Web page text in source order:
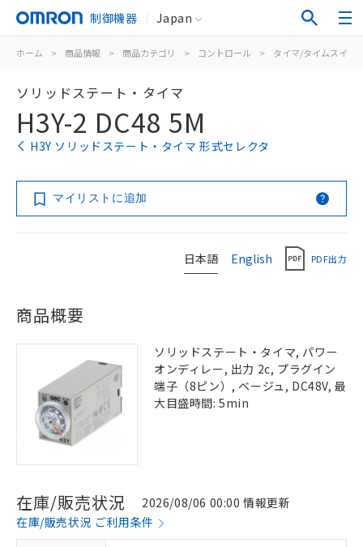
制御機器 Japan
ホーム > 商品情報 > 商品カテゴリ > コントロール > タイマ/タイムスイッ
ソリッドステート・タイマ
H3Y-2 DC48 5M
H3Y ソリッドステート・タイマ 形式セレクタ
マイリストに追加
日本語 English PDF出力
商品概要
ソリッドステート・タイマ, パワー
オンディレー, 出力 2c, プラグイン
端子（8ピン）, ベージュ, DC48V, 最
大目盛時間: 5min
在庫/販売状況
2026/08/06 00:00 情報更新
在庫/販売状況 ご利用条件